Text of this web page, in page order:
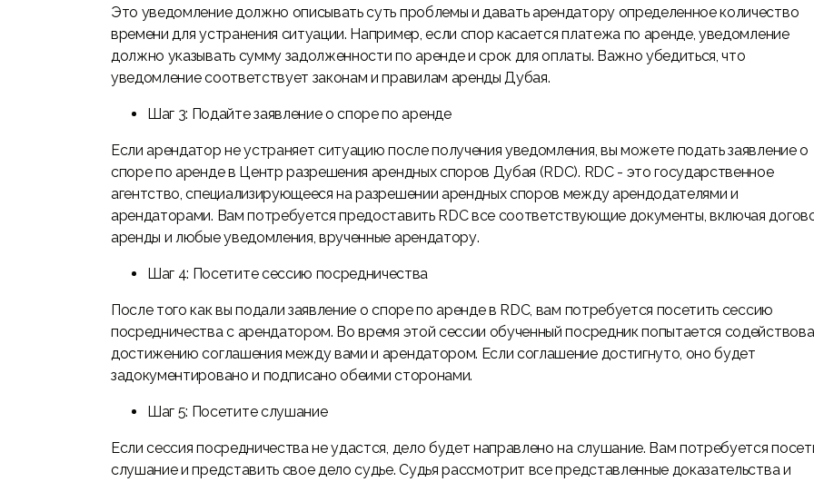
Это уведомление должно описывать суть проблемы и давать арендатору определенное количество
времени для устранения ситуации. Например, если спор касается платежа по аренде, уведомление
должно указывать сумму задолженности по аренде и срок для оплаты. Важно убедиться, что
уведомление соответствует законам и правилам аренды Дубая.
Шаг 3: Подайте заявление о споре по аренде
Если арендатор не устраняет ситуацию после получения уведомления, вы можете подать заявление о
споре по аренде в Центр разрешения арендных споров Дубая (RDC). RDC - это государственное
агентство, специализирующееся на разрешении арендных споров между арендодателями и
арендаторами. Вам потребуется предоставить RDC все соответствующие документы, включая
аренды и любые уведомления, врученные арендатору.
Шаг 4: Посетите сессию посредничества
После того как вы подали заявление о споре по аренде в RDC, вам потребуется посетить сессию
посредничества с арендатором. Во время этой сессии обученный посредник попытается
достижению соглашения между вами и арендатором. Если соглашение достигнуто, оно будет
задокументировано и подписано обеими сторонами.
Шаг 5: Посетите слушание
Если сессия посредничества не удастся, дело будет направлено на слушание. Вам потребуется
слушание и представить свое дело судье. Судья рассмотрит все представленные доказательства и